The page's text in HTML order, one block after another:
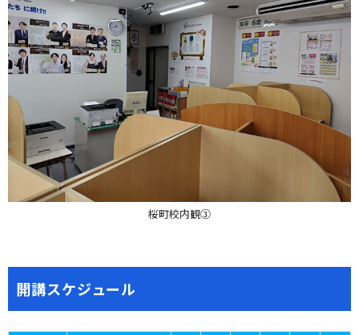
桜町校内観③
開講スケジュール